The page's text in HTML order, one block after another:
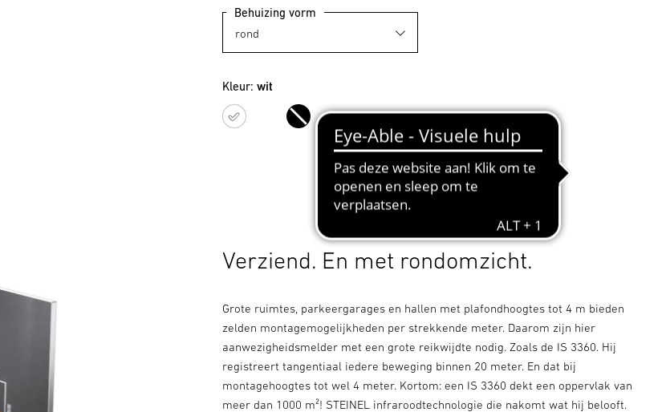
Behuizing vorm
Kleur:wit
wit zwart
Verziend. En met rondomzicht.
Grote ruimtes, parkeergarages en hallen met plafondhoogtes tot 4 m bieden
zelden montagemogelijkheden per strekkende meter. Daarom zijn hier
aanwezigheidsmelder met een grote reikwijdte nodig. Zoals de IS 3360. Hij
registreert tangentiaal iedere beweging binnen 20 meter. En dat bij
montagehoogtes tot wel 4 meter. Kortom: een IS 3360 dekt een oppervlak van
meer dan 1000 m²! STEINEL infraroodtechnologie die nakomt wat hij belooft.